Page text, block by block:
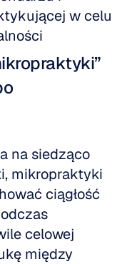
w celu
na siedząco
mikropraktyki
ciągłość
celowej
między